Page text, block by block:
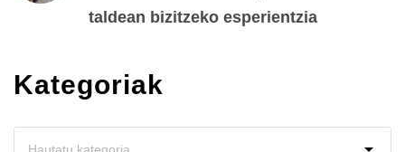
taldean bizitzeko esperientzia
Kategoriak